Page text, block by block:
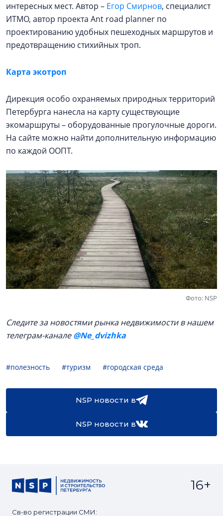
интересных мест. Автор – Егор Смирнов, специалист
ИТМО, автор проекта Ant road planner по
проектированию удобных пешеходных маршрутов и
предотвращению стихийных троп.
Карта экотроп
Дирекция особо охраняемых природных территорий
Петербурга нанесла на карту существующие
экомаршруты – оборудованные прогулочные дороги.
На сайте можно найти дополнительную информацию
по каждой ООПТ.
Фото: NSP
Следите за новостями рынка недвижимости в нашем
телеграм-канале@Ne_dvizhka
#полезность #туризм #городская среда
NSP новости в
NSP новости в
Св-во регистрации СМИ:
16+